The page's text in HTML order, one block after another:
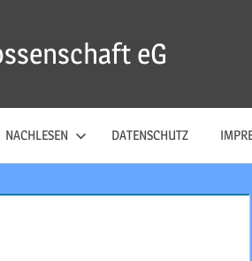
eG
NACHLESEN DATENSCHUTZ